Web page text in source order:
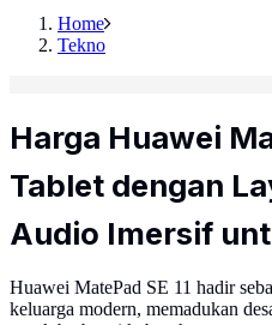
Home
Tekno
Harga Huawei
Tablet dengan
Audio Imersif
Huawei MatePad SE 11 hadir
keluarga modern, memadukan